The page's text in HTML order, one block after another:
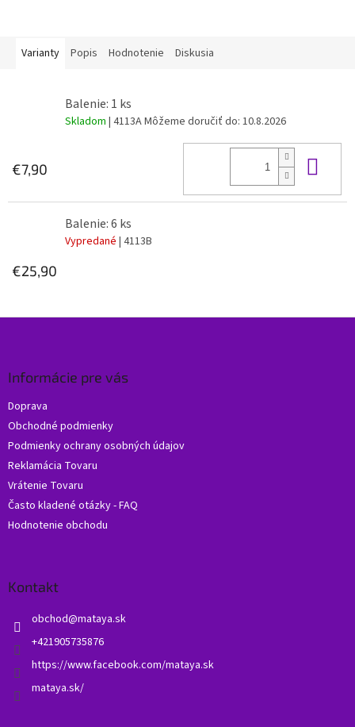
Varianty Popis Hodnotenie Diskusia
Balenie: 1 ks
Skladom | 4113AMôžeme doručiť do: 10.8.2026
€7,90
Balenie: 6 ks
Vypredané | 4113B
€25,90
Informácie pre vás
Doprava
Obchodné podmienky
Podmienky ochrany osobných údajov
Reklamácia Tovaru
Vrátenie Tovaru
Často kladené otázky - FAQ
Hodnotenie obchodu
Kontakt
obchod@mataya.sk
+421905735876
https://www.facebook.com/mataya.sk
mataya.sk/